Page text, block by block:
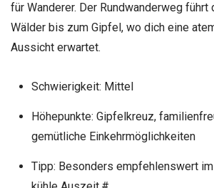
für Wanderer. Der Rundwanderweg
Wälder bis zum Gipfel, wo dich eine
Aussicht erwartet.
Schwierigkeit: Mittel
Höhepunkte: Gipfelkreuz,
gemütliche Einkehrmöglichkeiten
Tipp: Besonders empfehlenswert